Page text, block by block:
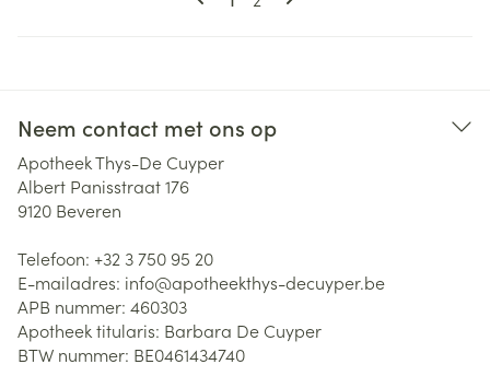
Neem contact met ons op
Apotheek Thys-De Cuyper
Albert Panisstraat 176
9120 Beveren
Telefoon: +32 3 750 95 20
E-mailadres: info@apotheekthys-decuyper.be
APB nummer: 460303
Apotheek titularis: Barbara De Cuyper
BTW nummer: BE0461434740